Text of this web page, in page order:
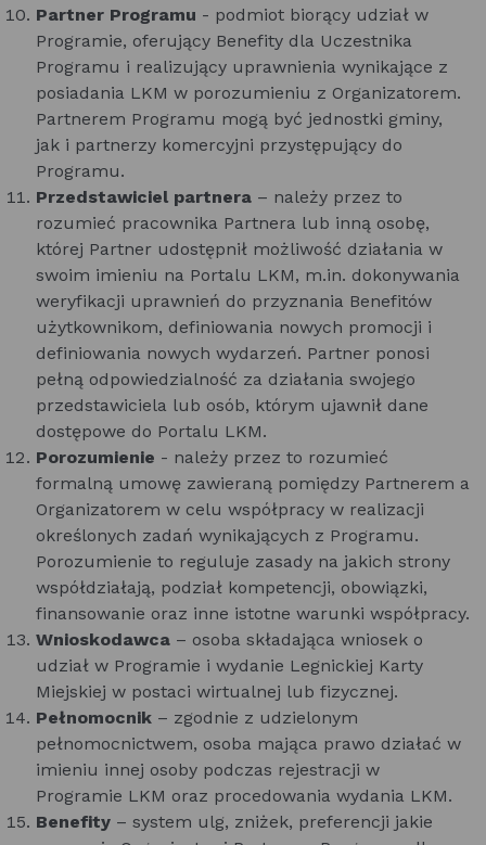
Partner Programu - podmiot biorący udział w
Programie, oferujący Benefity dla Uczestnika
Programu i realizujący uprawnienia wynikające z
posiadania LKM w porozumieniu z Organizatorem.
Partnerem Programu mogą być jednostki gminy,
jak i partnerzy komercyjni przystępujący do
Programu.
Przedstawiciel partnera – należy przez to
rozumieć pracownika Partnera lub inną osobę,
której Partner udostępnił możliwość działania w
swoim imieniu na Portalu LKM, m.in. dokonywania
weryfikacji uprawnień do przyznania Benefitów
użytkownikom, definiowania nowych promocji i
definiowania nowych wydarzeń. Partner ponosi
pełną odpowiedzialność za działania swojego
przedstawiciela lub osób, którym ujawnił dane
dostępowe do Portalu LKM.
Porozumienie - należy przez to rozumieć
formalną umowę zawieraną pomiędzy Partnerem a
Organizatorem w celu współpracy w realizacji
określonych zadań wynikających z Programu.
Porozumienie to reguluje zasady na jakich strony
współdziałają, podział kompetencji, obowiązki,
finansowanie oraz inne istotne warunki współpracy.
Wnioskodawca – osoba składająca wniosek o
udział w Programie i wydanie Legnickiej Karty
Miejskiej w postaci wirtualnej lub fizycznej.
Pełnomocnik – zgodnie z udzielonym
pełnomocnictwem, osoba mająca prawo działać w
imieniu innej osoby podczas rejestracji w
Programie LKM oraz procedowania wydania LKM.
Benefity – system ulg, zniżek, preferencji jakie